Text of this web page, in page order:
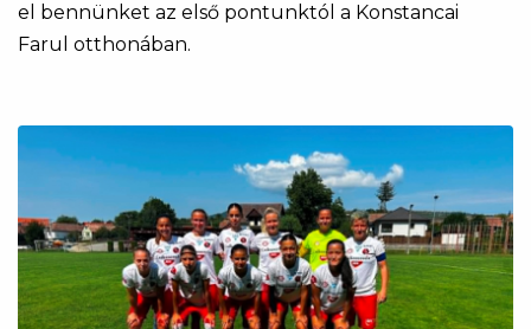
el bennünket az első pontunktól a Konstancai
Farul otthonában.